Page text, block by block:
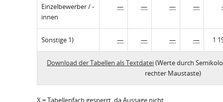
Einzelbewerber / -
innen
— — — —
Sonstige 1) — — — — 1
Download der Tabellen als Textdatei(Werte durch
rechter Maustaste)
X = Tabellenfach gesperrt, da Aussage nicht